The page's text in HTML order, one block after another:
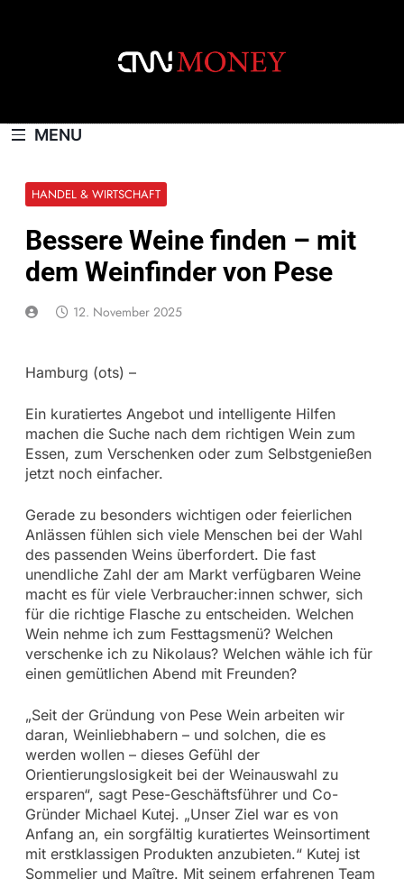
MENU
HANDEL & WIRTSCHAFT
Bessere Weine finden – mit
dem Weinfinder von Pese
12. November 2025
Hamburg (ots) –
Ein kuratiertes Angebot und intelligente Hilfen
machen die Suche nach dem richtigen Wein zum
Essen, zum Verschenken oder zum Selbstgenießen
jetzt noch einfacher.
Gerade zu besonders wichtigen oder feierlichen
Anlässen fühlen sich viele Menschen bei der Wahl
des passenden Weins überfordert. Die fast
unendliche Zahl der am Markt verfügbaren Weine
macht es für viele Verbraucher:innen schwer, sich
für die richtige Flasche zu entscheiden. Welchen
Wein nehme ich zum Festtagsmenü? Welchen
verschenke ich zu Nikolaus? Welchen wähle ich für
einen gemütlichen Abend mit Freunden?
„Seit der Gründung von Pese Wein arbeiten wir
daran, Weinliebhabern – und solchen, die es
werden wollen – dieses Gefühl der
Orientierungslosigkeit bei der Weinauswahl zu
ersparen“, sagt Pese-Geschäftsführer und Co-
Gründer Michael Kutej. „Unser Ziel war es von
Anfang an, ein sorgfältig kuratiertes Weinsortiment
mit erstklassigen Produkten anzubieten.“ Kutej ist
Sommelier und Maître. Mit seinem erfahrenen Team